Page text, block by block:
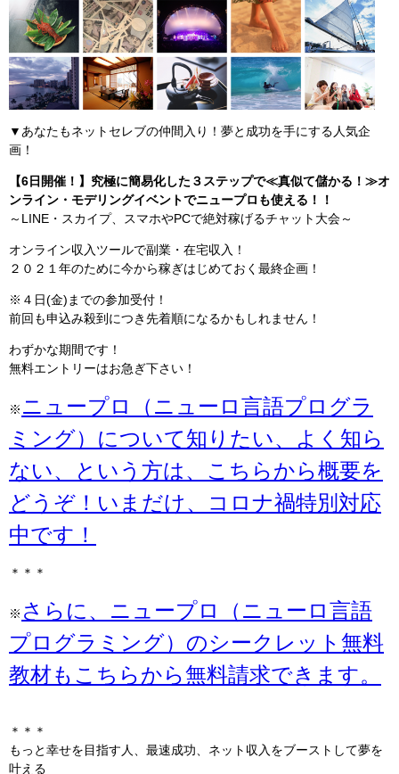
▼あなたもネットセレブの仲間入り！夢と成功を手にする人気企
画！
【6日開催！】究極に簡易化した３ステップで≪真似て儲かる！≫オ
ンライン・モデリングイベントでニュープロも使える！！
～LINE・スカイプ、スマホやPCで絶対稼げるチャット大会～
オンライン収入ツールで副業・在宅収入！
２０２１年のために今から稼ぎはじめておく最終企画！
※４日(金)までの参加受付！
前回も申込み殺到につき先着順になるかもしれません！
わずかな期間です！
無料エントリーはお急ぎ下さい！
※ ニュープロ（ニューロ言語プログラ
ミング）について知りたい、よく知ら
ない、という方は、こちらから概要を
どうぞ！いまだけ、コロナ禍特別対応
中です！
＊＊＊
※ さらに、ニュープロ（ニューロ言語
プログラミング）のシークレット無料
教材もこちらから無料請求できます。
＊＊＊
もっと幸せを目指す人、最速成功、ネット収入をブーストして夢を
叶える